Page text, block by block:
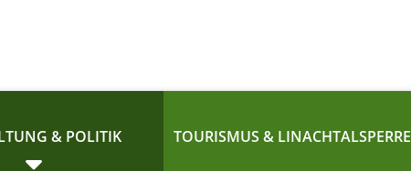
& POLITIK TOURISMUS & LINACHTALSPERRE